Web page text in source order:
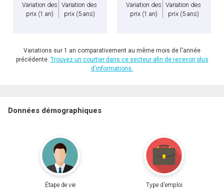
Variation des
prix (1 an)
Variation des
prix (5 ans)
Variation des
prix (1 an)
Variation des
prix (5 ans)
Variations sur 1 an comparativement au même mois de l'année
précédente. Trouvez un courtier dans ce secteur afin de recevoir plus
d'informations.
Données démographiques
Étape de vie Type d'emploi